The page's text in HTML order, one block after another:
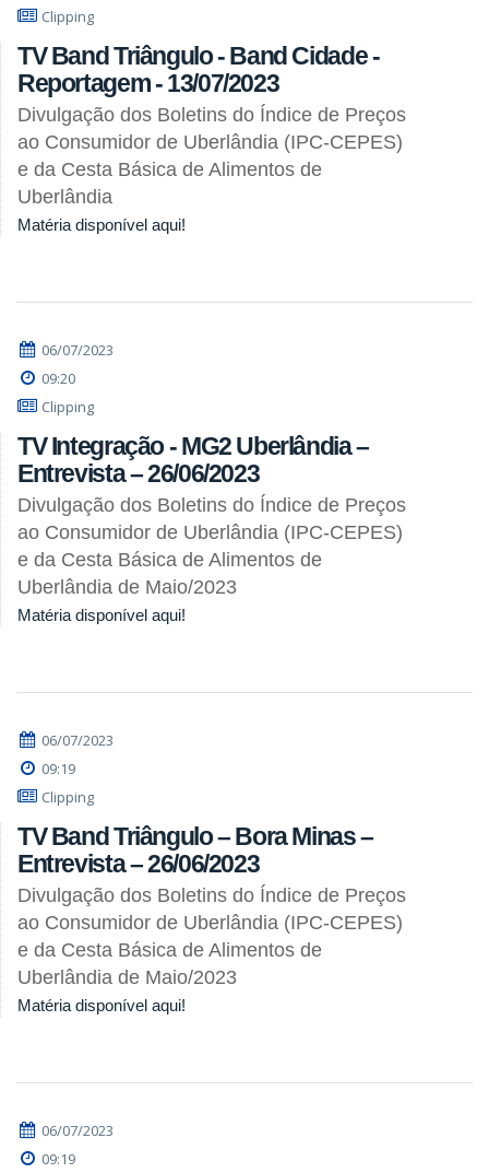
Clipping
TV Band Triângulo - Band Cidade -
Reportagem - 13/07/2023
Divulgação dos Boletins do Índice de Preços
ao Consumidor de Uberlândia (IPC-CEPES)
e da Cesta Básica de Alimentos de
Uberlândia
Matéria disponível aqui!
06/07/2023
09:20
Clipping
TV Integração - MG2 Uberlândia –
Entrevista – 26/06/2023
Divulgação dos Boletins do Índice de Preços
ao Consumidor de Uberlândia (IPC-CEPES)
e da Cesta Básica de Alimentos de
Uberlândia de Maio/2023
Matéria disponível aqui!
06/07/2023
09:19
Clipping
TV Band Triângulo – Bora Minas –
Entrevista – 26/06/2023
Divulgação dos Boletins do Índice de Preços
ao Consumidor de Uberlândia (IPC-CEPES)
e da Cesta Básica de Alimentos de
Uberlândia de Maio/2023
Matéria disponível aqui!
06/07/2023
09:19